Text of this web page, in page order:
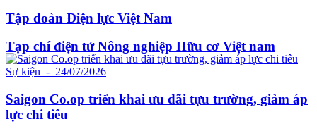
Tập đoàn Điện lực Việt Nam
Tạp chí điện tử Nông nghiệp Hữu cơ Việt nam
Sự kiện - 24/07/2026
Saigon Co.op triển khai ưu đãi tựu trường, giảm áp
lực chi tiêu